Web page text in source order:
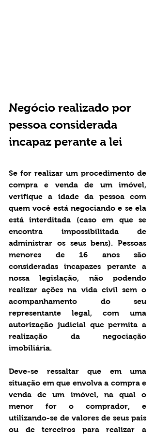
Negócio realizado por
pessoa considerada
incapaz perante a lei
Se for realizar um procedimento de
compra e venda de um imóvel,
verifique a idade da pessoa com
quem você está negociando e se ela
está interditada (caso em que se
encontra impossibilitada de
administrar os seus bens). Pessoas
menores de 16 anos são
consideradas incapazes perante a
nossa legislação, não podendo
realizar ações na vida civil sem o
acompanhamento do seu
representante legal, com uma
autorização judicial que permita a
realização da negociação
imobiliária.
Deve-se ressaltar que em uma
situação em que envolva a compra e
venda de um imóvel, na qual o
menor for o comprador, e
utilizando-se de valores de seus pais
ou de terceiros para realizar a